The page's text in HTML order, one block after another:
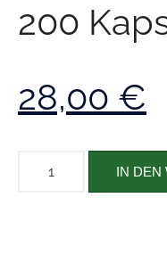
200
28,00 €
IN DEN